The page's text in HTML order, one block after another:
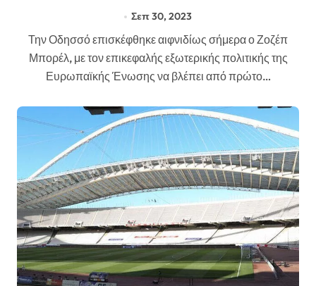
Σεπ 30, 2023
Την Οδησσό επισκέφθηκε αιφνιδίως σήμερα ο Ζοζέπ
Μπορέλ, με τον επικεφαλής εξωτερικής πολιτικής της
Ευρωπαϊκής Ένωσης να βλέπει από πρώτο…